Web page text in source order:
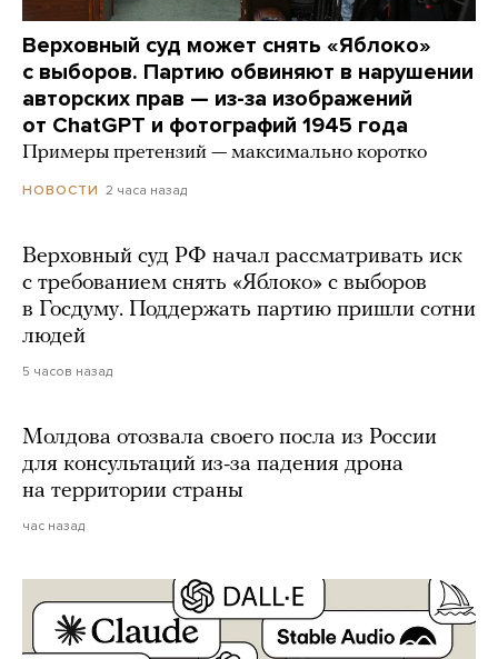
Верховный суд может снять «Яблоко»
с выборов. Партию обвиняют в нарушении
авторских прав — из-за изображений
от ChatGPT и фотографий 1945 года
Примеры претензий — максимально коротко
НОВОСТИ 2 часа назад
Верховный суд РФ начал рассматривать иск
с требованием снять «Яблоко» с выборов
в Госдуму. Поддержать партию пришли сотни
людей
5 часов назад
Молдова отозвала своего посла из России
для консультаций из-за падения дрона
на территории страны
час назад